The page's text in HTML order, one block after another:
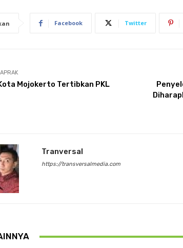
Facebook Twitter
Mojokerto Tertibkan PKL
Tranversal
https://transversalmedia.com